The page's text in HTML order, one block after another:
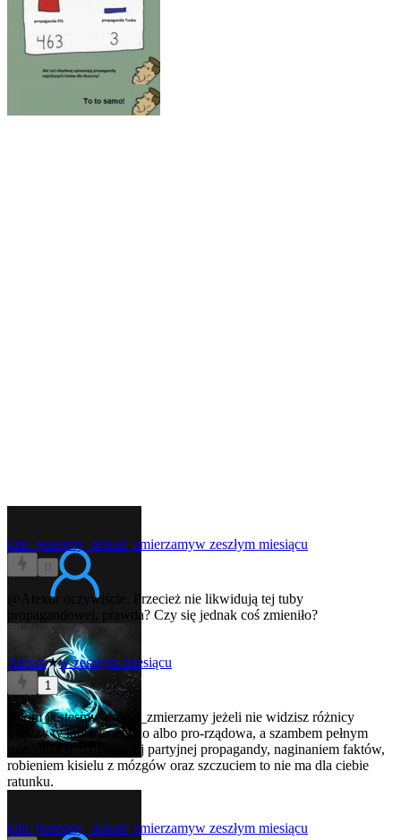
kim_jestesmy_dokad_zmierzamyw zeszłym miesiącu
0
@Atexor
oczywiście. Przecież nie likwidują tej tuby
propagandowej, prawda? Czy się jednak coś zmieniło?
Atexor★w zeszłym miesiącu
1
@kim_jestesmy_dokad_zmierzamy jeżeli nie widzisz różnicy
między tv która jest tylko albo pro-rządowa, a szambem pełnym
manipulacji, najgrubszej partyjnej propagandy, naginaniem faktów,
robieniem kisielu z mózgów oraz szczuciem to nie ma dla ciebie
ratunku.
kim_jestesmy_dokad_zmierzamyw zeszłym miesiącu